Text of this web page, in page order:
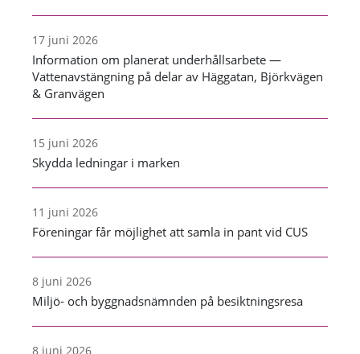
17 juni 2026
Information om planerat underhållsarbete —
Vattenavstängning på delar av Häggatan, Björkvägen
& Granvägen
15 juni 2026
Skydda ledningar i marken
11 juni 2026
Föreningar får möjlighet att samla in pant vid CUS
8 juni 2026
Miljö- och byggnadsnämnden på besiktningsresa
8 juni 2026